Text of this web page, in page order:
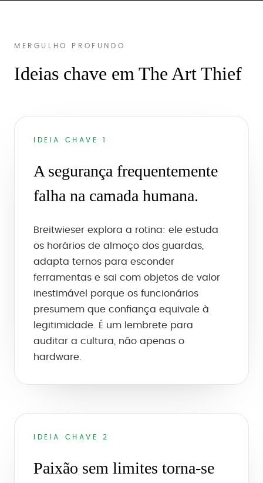
MERGULHO PROFUNDO
Ideias chave em The Art Thief
IDEIA CHAVE 1
A segurança frequentemente
falha na camada humana.
Breitwieser explora a rotina: ele estuda
os horários de almoço dos guardas,
adapta ternos para esconder
ferramentas e sai com objetos de valor
inestimável porque os funcionários
presumem que confiança equivale à
legitimidade. É um lembrete para
auditar a cultura, não apenas o
hardware.
IDEIA CHAVE 2
Paixão sem limites torna-se